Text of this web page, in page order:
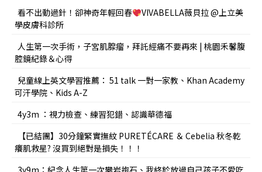
看不出動過針！卻神奇年輕回春
VIVABELLA薇貝拉 @上立美
學皮膚科診所
人生第一次手術，子宮肌腺瘤，拜託經痛不要再來 | 桃園禾馨腹
腔鏡紀錄＆心得
兒童線上英文學習推薦： 51 talk 一對一家教、Khan Academy
可汗學院、Kids A-Z
4y3m ：視力檢查、練習犯錯、認識華德福
【已結團】30分鐘緊實撫紋 PURETÉCARE ＆ Cebelia 秋冬乾
癢肌救星? 沒買到絕對是損失！！！